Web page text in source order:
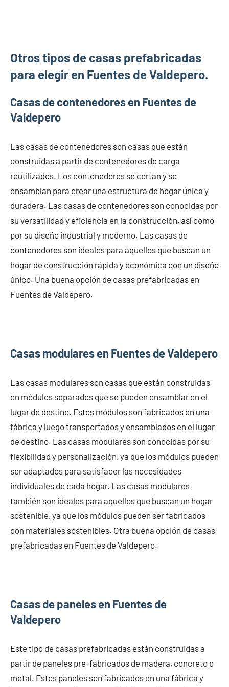
Otros tipos de casas prefabricadas
para elegir en Fuentes de Valdepero.
Casas de contenedores en Fuentes de
Valdepero
Las casas de contenedores son casas que están
construidas a partir de contenedores de carga
reutilizados. Los contenedores se cortan y se
ensamblan para crear una estructura de hogar única y
duradera. Las casas de contenedores son conocidas por
su versatilidad y eficiencia en la construcción, así como
por su diseño industrial y moderno. Las casas de
contenedores son ideales para aquellos que buscan un
hogar de construcción rápida y económica con un diseño
único. Una buena opción de casas prefabricadas en
Fuentes de Valdepero.
Casas modulares en Fuentes de Valdepero
Las casas modulares son casas que están construidas
en módulos separados que se pueden ensamblar en el
lugar de destino. Estos módulos son fabricados en una
fábrica y luego transportados y ensamblados en el lugar
de destino. Las casas modulares son conocidas por su
flexibilidad y personalización, ya que los módulos pueden
ser adaptados para satisfacer las necesidades
individuales de cada hogar. Las casas modulares
también son ideales para aquellos que buscan un hogar
sostenible, ya que los módulos pueden ser fabricados
con materiales sostenibles. Otra buena opción de casas
prefabricadas en Fuentes de Valdepero.
Casas de paneles en Fuentes de
Valdepero
Este tipo de casas prefabricadas están construidas a
partir de paneles pre-fabricados de madera, concreto o
metal. Estos paneles son fabricados en una fábrica y